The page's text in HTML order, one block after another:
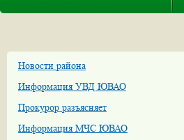
Новости района
Информация УВД ЮВАО
Прокурор разъясняет
Информация МЧС ЮВАО